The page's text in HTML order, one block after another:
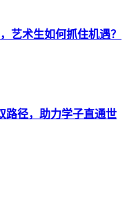
艺术生如何抓住机遇？
路径，助力学子直通世